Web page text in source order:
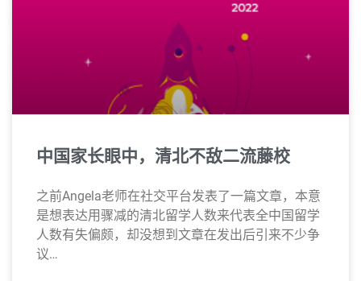
中国家长眼中，清北不敌二流藤校
之前Angela老师在社交平台发表了一篇文章，本意
是想表达用骤减的清北留学人数来代表全中国留学
人数有失偏颇，却没想到文章在发出后引来不少争
议…